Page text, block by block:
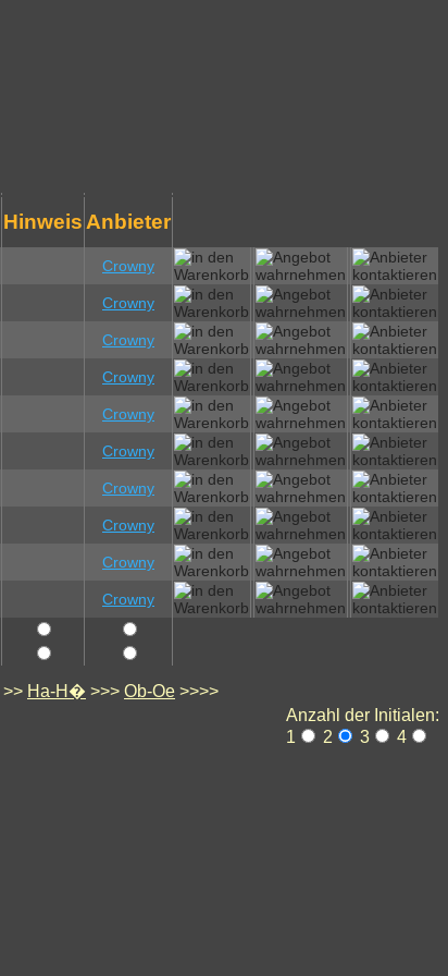
HinweisAnbieter
Crowny
Crowny
Crowny
Crowny
Crowny
Crowny
Crowny
Crowny
Crowny
Crowny
>> Ha-H� >>> Ob-Oe >>>>
Anzahl der Initialen:
1
2 3
4